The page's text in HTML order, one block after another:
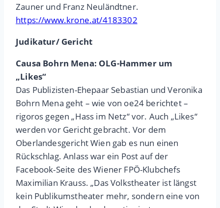
Zauner und Franz Neuländtner.
https://www.krone.at/4183302
Judikatur/ Gericht
Causa Bohrn Mena: OLG-Hammer um
„Likes“
Das Publizisten-Ehepaar Sebastian und Veronika
Bohrn Mena geht – wie von oe24 berichtet –
rigoros gegen „Hass im Netz“ vor. Auch „Likes“
werden vor Gericht gebracht. Vor dem
Oberlandesgericht Wien gab es nun einen
Rückschlag. Anlass war ein Post auf der
Facebook-Seite des Wiener FPÖ-Klubchefs
Maximilian Krauss. „Das Volkstheater ist längst
kein Publikumstheater mehr, sondern eine von